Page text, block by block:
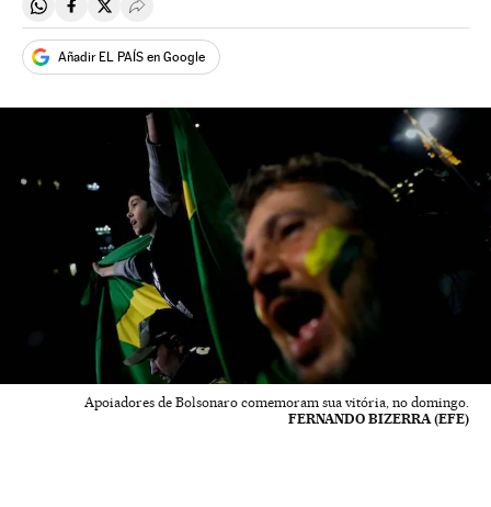
Compartir en Whatsapp
Compartir en Facebook
Compartir en Twitter
Desplegar Redes Sociales
Añadir EL PAÍS en Google
Apoiadores de Bolsonaro comemoram sua vitória, no domingo.
FERNANDO BIZERRA (EFE)